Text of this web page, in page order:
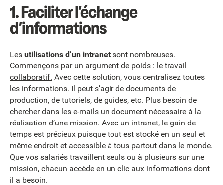
1.Faciliter l’échange
d’informations
Les utilisations d’un intranet sont nombreuses.
Commençons par un argument de poids : le travail
collaboratif. Avec cette solution, vous centralisez toutes
les informations. Il peut s’agir de documents de
production, de tutoriels, de guides, etc. Plus besoin de
chercher dans les e-mails un document nécessaire à la
réalisation d’une mission. Avec un intranet, le gain de
temps est précieux puisque tout est stocké en un seul et
même endroit et accessible à tous partout dans le monde.
Que vos salariés travaillent seuls ou à plusieurs sur une
mission, chacun accède en un clic aux informations dont
il a besoin.